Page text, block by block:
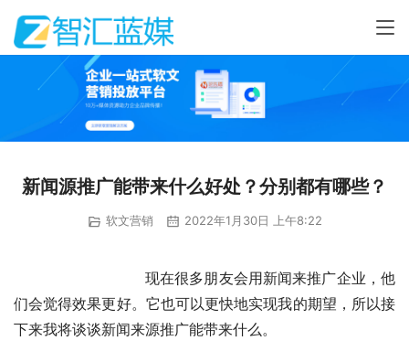
新闻源推广能带来什么好处？分别都有哪些？
软文营销 2022年1月30日 上午8:22
们会觉得效果更好。它也可以更快地实现我的期望，所以接
下来我将谈谈新闻来源推广能带来什么。